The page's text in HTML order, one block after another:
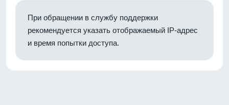
При обращении в службу поддержки
рекомендуется указать отображаемый IP-адрес
и время попытки доступа.